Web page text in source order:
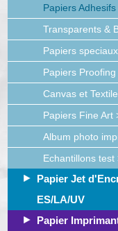
Papiers Adhesifs
Transparents &
Papiers
Papiers Proofing
Canvas et
Papiers Fine Art
Album photo
Echantillons test
Papier Jet
ES/LA/UV
Papier